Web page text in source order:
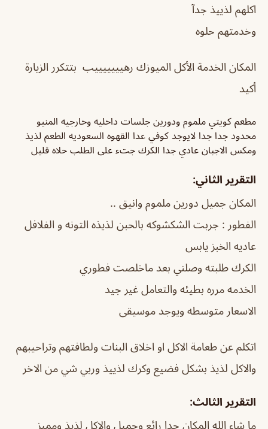
اكلهم لذييذ جدآ
وخدمتهم حلوه
المكان الخدمة الأكل الميوزك رهيييييييب بتتكرر الزيارة
أكيد
مطعم كويتي ملموم ودورين جلسات داخليه وخارجيه المنيو
محدود جدا جدا لايوجد كوفي عدا القهوه السعوديه الطعم لذيذ
ومكس الاجبان عادي جدا الكرك جتء على الطلب حلاه قليل
التقرير الثاني:
المكان جميل دورين ملموم وانيق ..
الفطور : جربت الشكشوكه بالحبن لذيذه التونه و الفلافل
عاديه الخبز يابس
الكرك طلبته وصلني بعد ماخلصت فطوري
الخدمه مرره بطيئه والتعامل غير جيد
الاسعار متوسطه ويوجد موسيقى
اتكلم عن طعامة الاكل او اخلاق البنات ولطافتهم وتراحيبهم
والاكل لذيذ بشكل فضيع وكرك لذييذ وربي شي من الاخر
التقرير الثالث:
ما شاء الله المكان جدا رائع وجميل والاكل لذيذ ومميز